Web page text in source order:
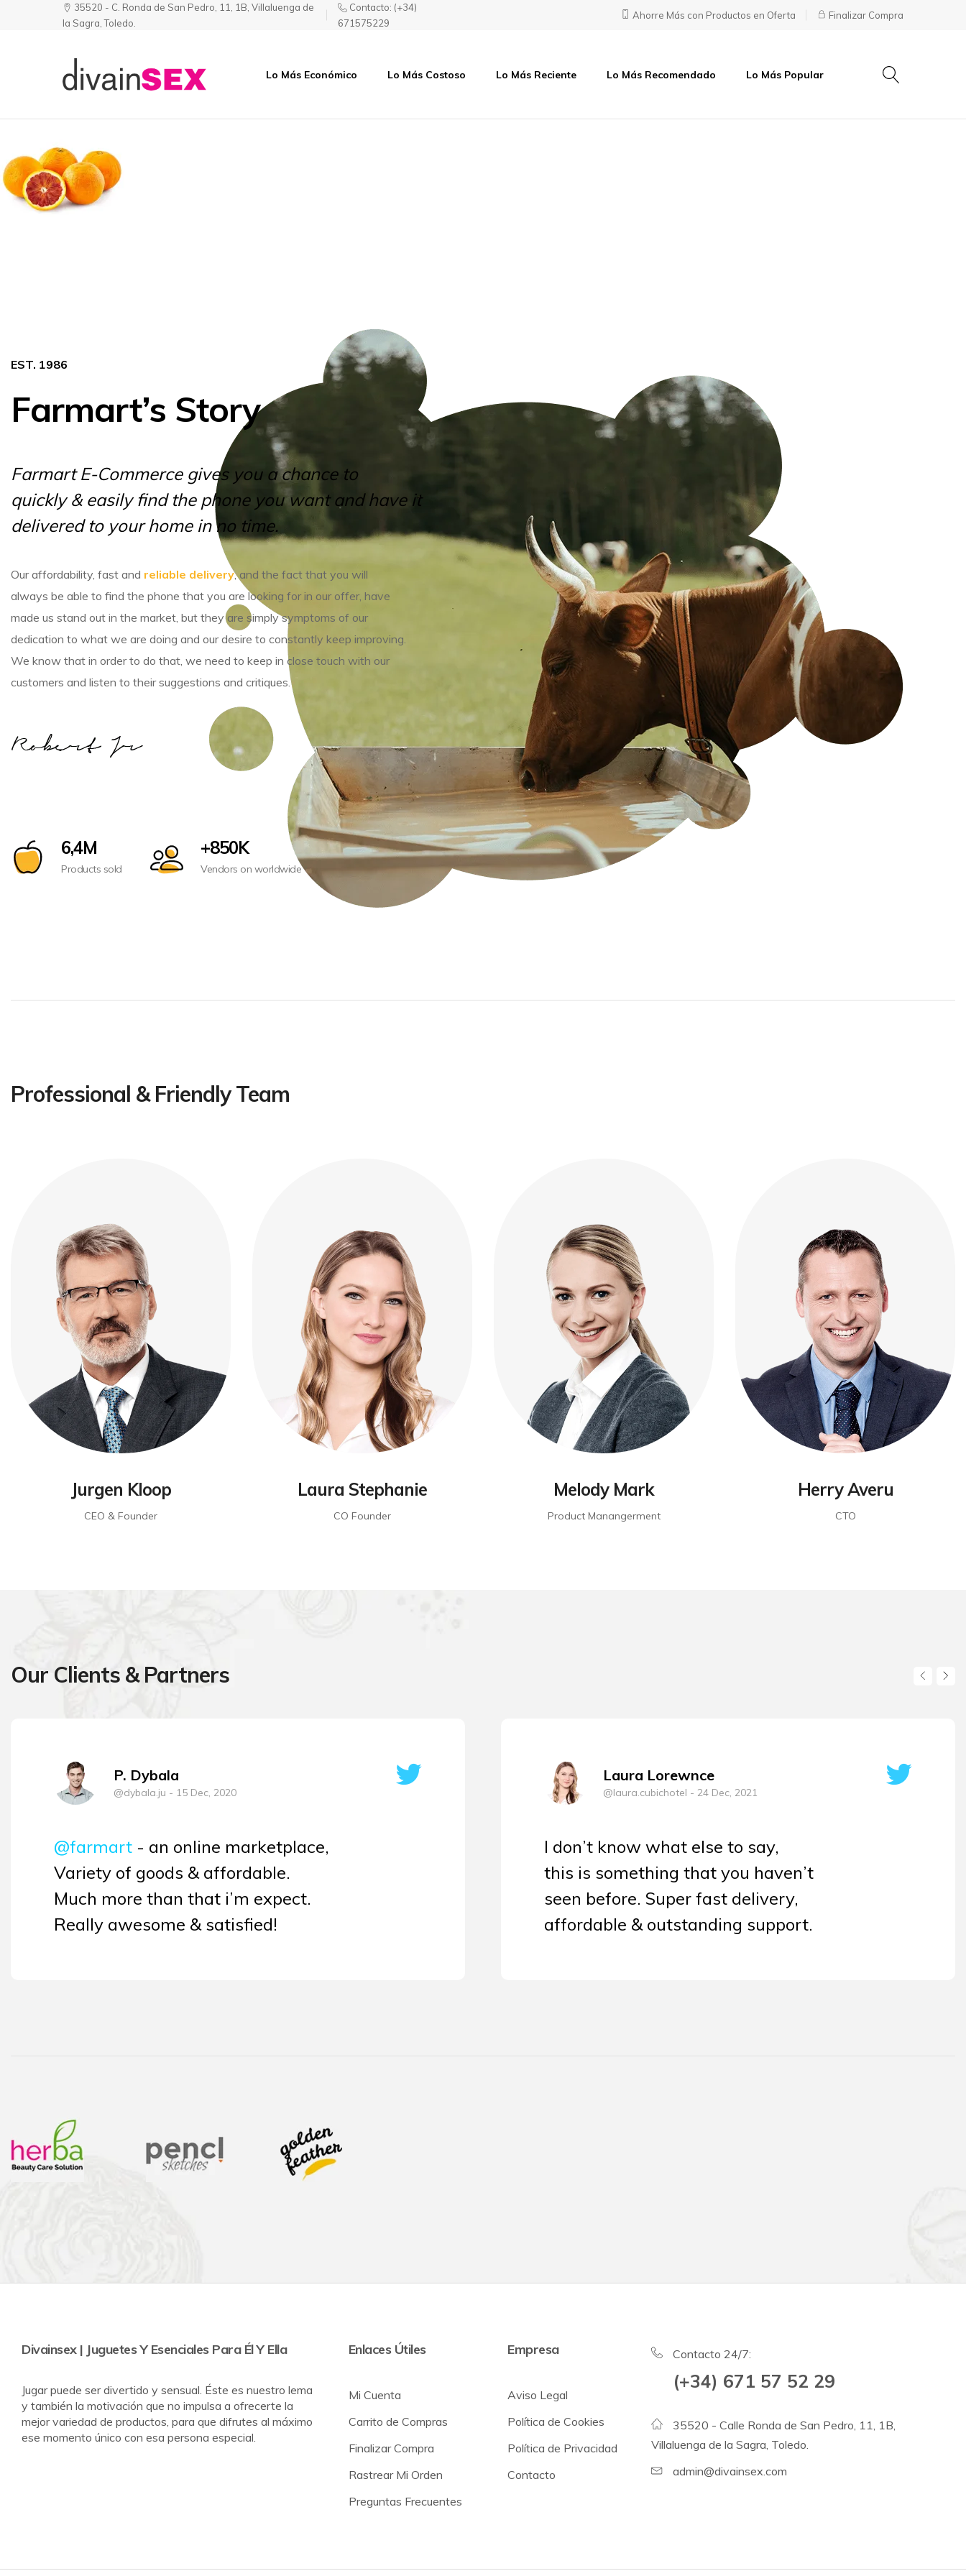
35520 - C. Ronda de San Pedro, 11, 1B, Villaluenga de
la Sagra, Toledo.
Contacto: (+34)
671575229
Ahorre Más con Productos en Oferta Finalizar Compra
|
y
Esenciales
para
Él
Puede
Divertido
y
Sensual
Lo Más Económico Lo Más Costoso Lo Más Reciente Lo Más Recomendado Lo Más Popular
EST. 1986
Farmart’s Story
Farmart E-Commerce gives you a chance to
quickly & easily find the phone you want and have it
delivered to your home in no time.
Our affordability, fast and reliable delivery, and the fact that you will
always be able to find the phone that you are looking for in our offer, have
made us stand out in the market, but they are simply symptoms of our
dedication to what we are doing and our desire to constantly keep improving.
We know that in order to do that, we need to keep in close touch with our
customers and listen to their suggestions and critiques.
6,4M
Products sold
+850K
Vendors on worldwide
Professional & Friendly Team
Jurgen Kloop
CEO & Founder
Laura Stephanie
CO Founder
Melody Mark
Product Manangerment
Herry Averu
CTO
Our Clients & Partners
P. Dybala
@dybala.ju - 15 Dec, 2020
@farmart - an online marketplace,
Variety of goods & affordable.
Much more than that i’m expect.
Really awesome & satisfied!
Laura Lorewnce
@laura.cubichotel - 24 Dec, 2021
I don’t know what else to say,
this is something that you haven’t
seen before. Super fast delivery,
affordable & outstanding support.
Divainsex | Juguetes Y Esenciales Para Él Y Ella
Jugar puede ser divertido y sensual. Éste es nuestro lema
y también la motivación que no impulsa a ofrecerte la
mejor variedad de productos, para que difrutes al máximo
ese momento único con esa persona especial.
Enlaces Útiles
Mi Cuenta
Carrito de Compras
Finalizar Compra
Rastrear Mi Orden
Preguntas Frecuentes
Empresa
Aviso Legal
Política de Cookies
Política de Privacidad
Contacto
Contacto 24/7:
(+34) 671 57 52 29
35520 - Calle Ronda de San Pedro, 11, 1B,
Villaluenga de la Sagra, Toledo.
admin@divainsex.com